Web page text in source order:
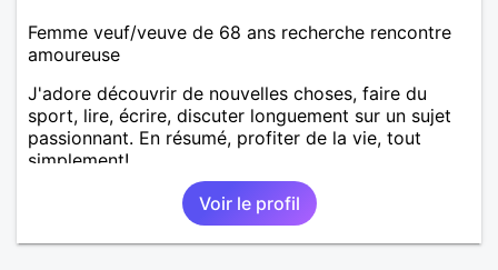
Femme veuf/veuve de 68 ans recherche rencontre
amoureuse
J'adore découvrir de nouvelles choses, faire du
sport, lire, écrire, discuter longuement sur un sujet
passionnant. En résumé, profiter de la vie, tout
simplement!
Voir le profil